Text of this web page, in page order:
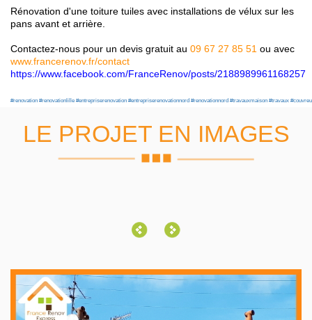
Rénovation d'une toiture tuiles avec installations de vélux sur les
pans avant et arrière.
Contactez-nous pour un devis gratuit au 09 67 27 85 51 ou avec
www.francerenov.fr/contact
https://www.facebook.com/FranceRenov/posts/2188989961168257
#renovation #renovationlille #entrepriserenovation #entrepriserenovationnord #renovationnord #travauxmaison #travaux
LE PROJET EN IMAGES